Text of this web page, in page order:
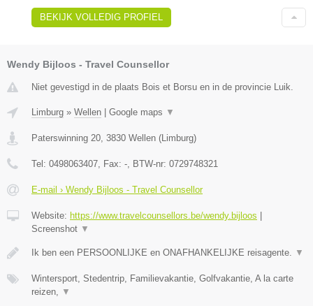
BEKIJK VOLLEDIG PROFIEL
Wendy Bijloos - Travel Counsellor
Niet gevestigd in de plaats Bois et Borsu en in de provincie Luik.
Limburg » Wellen Google maps ▼
Paterswinning 20 3830 Wellen ( Limburg)
Tel: 0498063407 , Fax: - , BTW-nr: 0729748321
E-mail › Wendy Bijloos - Travel Counsellor
Website: https://www.travelcounsellors.be/wendy.bijloos
Screenshot ▼
Ik ben een PERSOONLIJKE en ONAFHANKELIJKE reisagente. ▼
Wintersport, Stedentrip, Familievakantie, Golfvakantie, A la carte
reizen,
▼